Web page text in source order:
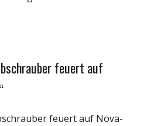
feuert auf
feuert auf Nova-